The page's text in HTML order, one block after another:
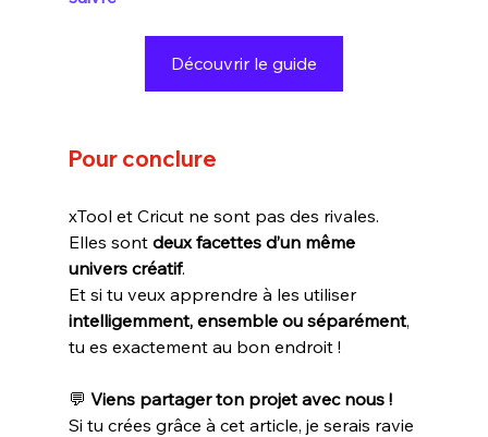
Découvrir le guide
Pour conclure
xTool et Cricut ne sont pas des rivales.
Elles sont deux facettes d’un même
univers créatif.
Et si tu veux apprendre à les utiliser
intelligemment, ensemble ou séparément,
tu es exactement au bon endroit !
💬 Viens partager ton projet avec nous !
Si tu crées grâce à cet article, je serais ravie